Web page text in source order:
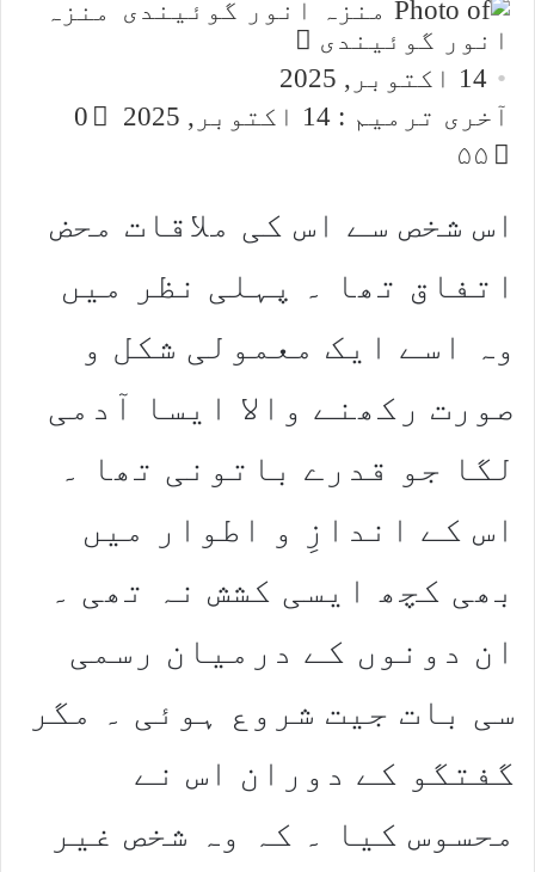
منزہ
انور گوئیندی
an
email
14 اکتوبر, 2025
آخری ترمیم : 14 اکتوبر, 2025
0
۵۵
اس شخص سے اس کی ملاقات محض
اتفاق تھا ۔ پہلی نظر میں
وہ اسے ایک معمولی شکل و
صورت رکھنے والا ایسا آدمی
لگا جو قدرے باتونی تھا ۔
اس کے اندازِ و اطوار میں
بھی کچھ ایسی کشش نہ تھی ۔
ان دونوں کے درمیان رسمی
سی بات جیت شروع ہوئی ۔ مگر
گفتگو کے دوران اس نے
محسوس کیا ۔ کہ وہ شخص غیر